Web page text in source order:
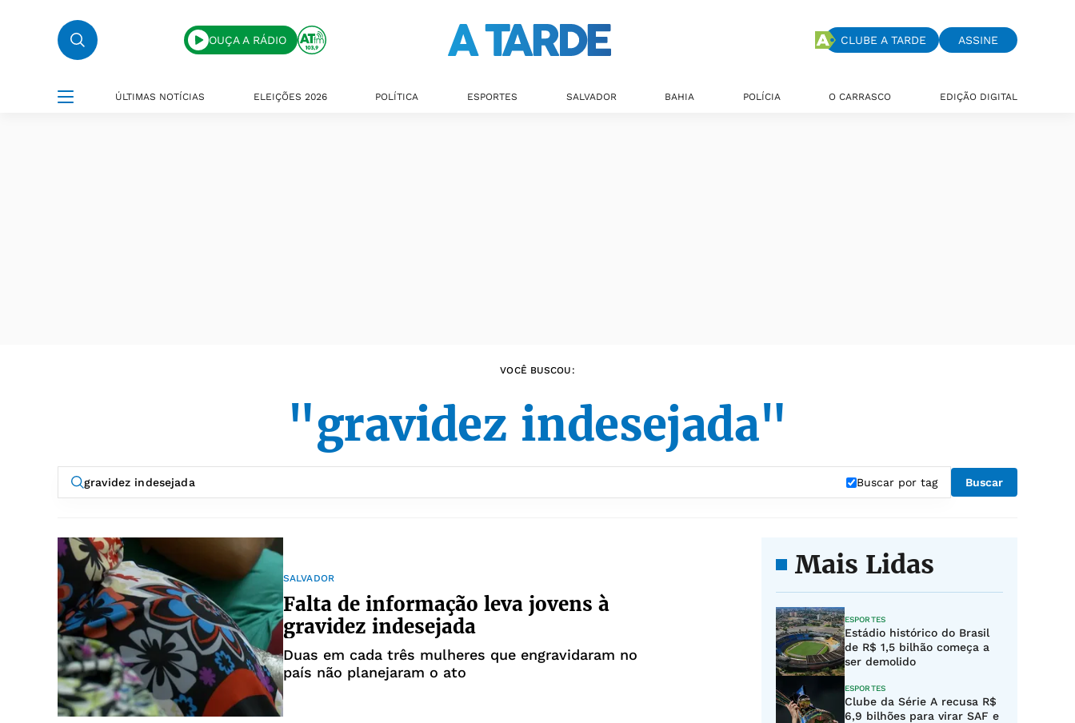
OUÇA A RÁDIO CLUBE A TARDE ASSINE
ÚLTIMAS NOTÍCIAS ELEIÇÕES 2026 POLÍTICA ESPORTES SALVADOR BAHIA POLÍCIA O CARRASCO EDIÇÃO DIGITAL
VOCÊ BUSCOU:
"gravidez indesejada"
Buscar por tag Buscar
SALVADOR
Falta de informação leva jovens à
gravidez indesejada
Duas em cada três mulheres que engravidaram no
país não planejaram o ato
Mais Lidas
ESPORTES
Estádio histórico do Brasil
de R$ 1,5 bilhão começa a
ser demolido
ESPORTES
Clube da Série A recusa R$
6,9 bilhões para virar SAF e